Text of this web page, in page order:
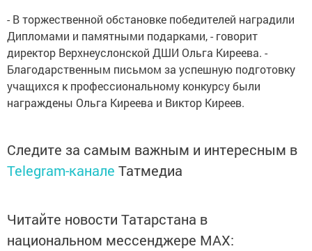
- В торжественной обстановке победителей наградили
Дипломами и памятными подарками, - говорит
директор Верхнеуслонской ДШИ Ольга Киреева. -
Благодарственным письмом за успешную подготовку
учащихся к профессиональному конкурсу были
награждены Ольга Киреева и Виктор Киреев.
Следите за самым важным и интересным в
Telegram-канале Татмедиа
Читайте новости Татарстана в
национальном мессенджере MАХ: